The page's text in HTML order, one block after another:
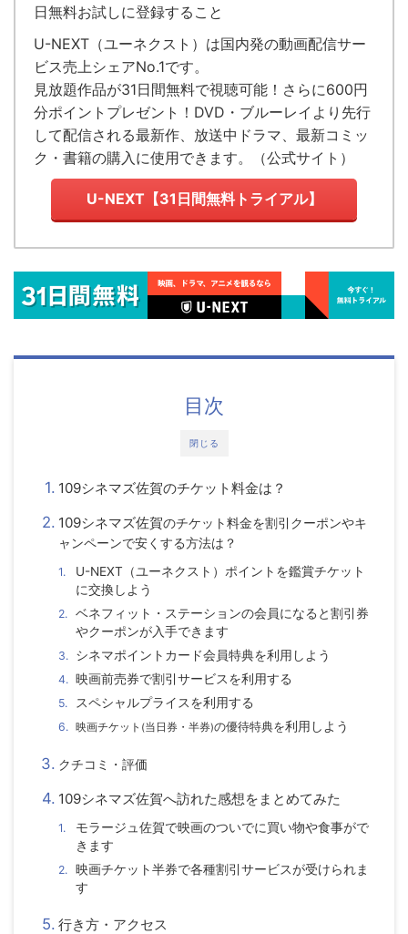
日無料お試しに登録すること
U-NEXT（ユーネクスト） は国内発の動画配信サー
ビス売上シェアNo.1です。
見放題作品が31日間無料で視聴可能！ さらに600円
分ポイントプレゼント！DVD・ブルーレイより先行
して配信される最新作、放送中ドラマ、最新コミッ
ク・書籍の購入に使用できます。（公式サイト ）
U-NEXT【31日間無料トライアル】
閉じる
目次
109シネマズ佐賀のチケット料金は？
109シネマズ佐賀のチケット料金を割引クーポンやキ
ャンペーンで安くする方法は？
U-NEXT（ユーネクスト）ポイントを鑑賞チケット
に交換しよう
ベネフィット・ステーションの会員になると割引券
やクーポンが入手できます
シネマポイントカード会員特典を利用しよう
映画前売券で割引サービスを利用する
スペシャルプライスを利用する
映画チケット (当日券・半券)の優待特典を利用しよう
クチコミ・評価
109シネマズ佐賀へ訪れた感想をまとめてみた
モラージュ佐賀で映画のついでに買い物や食事がで
きます
映画チケット半券で各種割引サービスが受けられま
す
行き方・アクセス